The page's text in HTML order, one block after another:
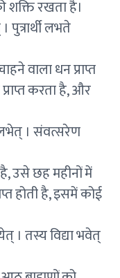
शक्ति रखता है।
पुत्रार्थी लभते
वाला धन प्राप्त
करता है, और
। संवत्सरेण
उसे छह महीनों में
होती है, इसमें कोई
। तस्य विद्या भवेत्